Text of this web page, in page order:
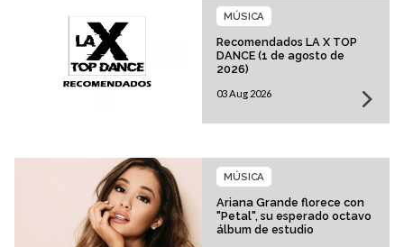
Recomendados LA X TOP
DANCE (1 de agosto de
2026)
MÚSICA
03 Aug 2026
Ariana Grande florece con
"Petal", su esperado octavo
álbum de estudio
MÚSICA